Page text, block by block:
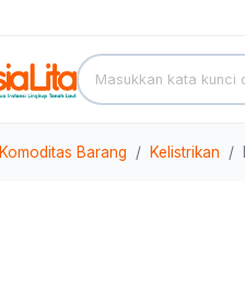
Komoditas Barang Kelistrikan